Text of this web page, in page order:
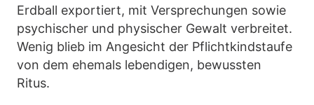
Erdball exportiert, mit Versprechungen sowie
psychischer und physischer Gewalt verbreitet.
Wenig blieb im Angesicht der Pflichtkindstaufe
von dem ehemals lebendigen, bewussten
Ritus.